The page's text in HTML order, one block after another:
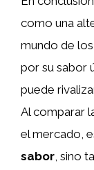
como una
mundo de
por su sabor
puede
Al comparar
el mercado,
sabor , sino